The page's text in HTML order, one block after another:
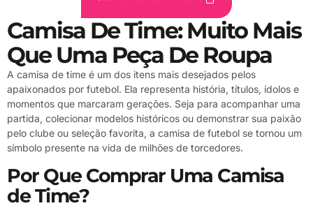
Camisa De Time: Muito Mais
Que Uma Peça De Roupa
A camisa de time é um dos itens mais desejados pelos
apaixonados por futebol. Ela representa história, títulos, ídolos e
momentos que marcaram gerações. Seja para acompanhar uma
partida, colecionar modelos históricos ou demonstrar sua paixão
pelo clube ou seleção favorita, a camisa de futebol se tornou um
símbolo presente na vida de milhões de torcedores.
Por Que Comprar Uma Camisa
de Time?